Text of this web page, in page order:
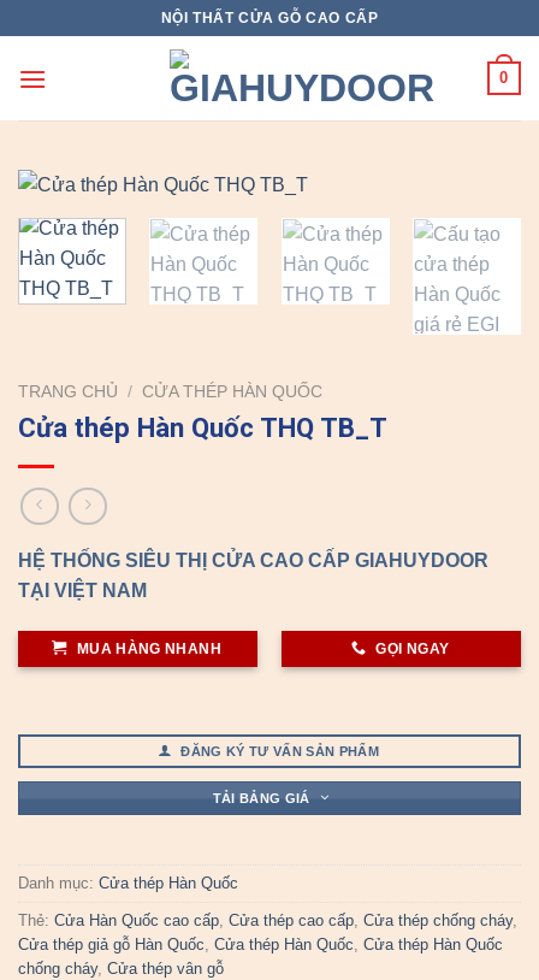
content
NỘI THẤT CỬA GỖ CAO CẤP
0
TRANG CHỦ / CỬA THÉP HÀN QUỐC
Cửa thép Hàn Quốc THQ TB_T
HỆ THỐNG SIÊU THỊ CỬA CAO CẤP GIAHUYDOOR
TẠI VIỆT NAM
MUA HÀNG NHANH GỌI NGAY
ĐĂNG KÝ TƯ VẤN SẢN PHẨM
TẢI BẢNG GIÁ
Danh mục: Cửa thép Hàn Quốc
Thẻ: Cửa Hàn Quốc cao cấp, Cửa thép cao cấp, Cửa thép chống cháy,
Cửa thép giả gỗ Hàn Quốc, Cửa thép Hàn Quốc, Cửa thép Hàn Quốc
chống cháy, Cửa thép vân gỗ